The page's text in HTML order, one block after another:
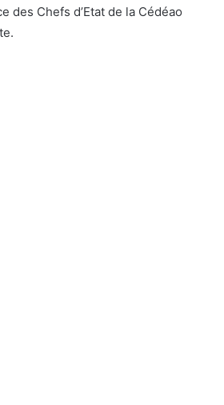
des Chefs d’Etat de la Cédéao